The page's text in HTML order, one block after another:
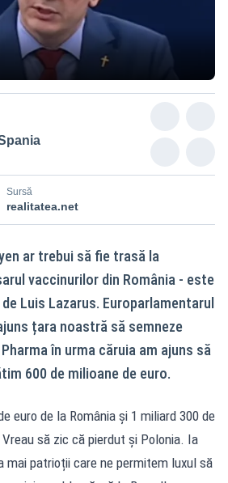
Sursă
realitatea.net
ar trebui să fie trasă la
vaccinurilor din România - este
Luis Lazarus. Europarlamentarul
țara noastră să semneze
în urma căruia am ajuns să
600 de milioane de euro.
euro de la România și 1 miliard 300 de
să zic că pierdut și Polonia. Ia
mai patrioții care ne permitem luxul să